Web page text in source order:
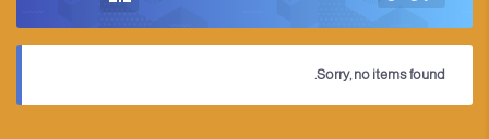
Sorry, no items found.